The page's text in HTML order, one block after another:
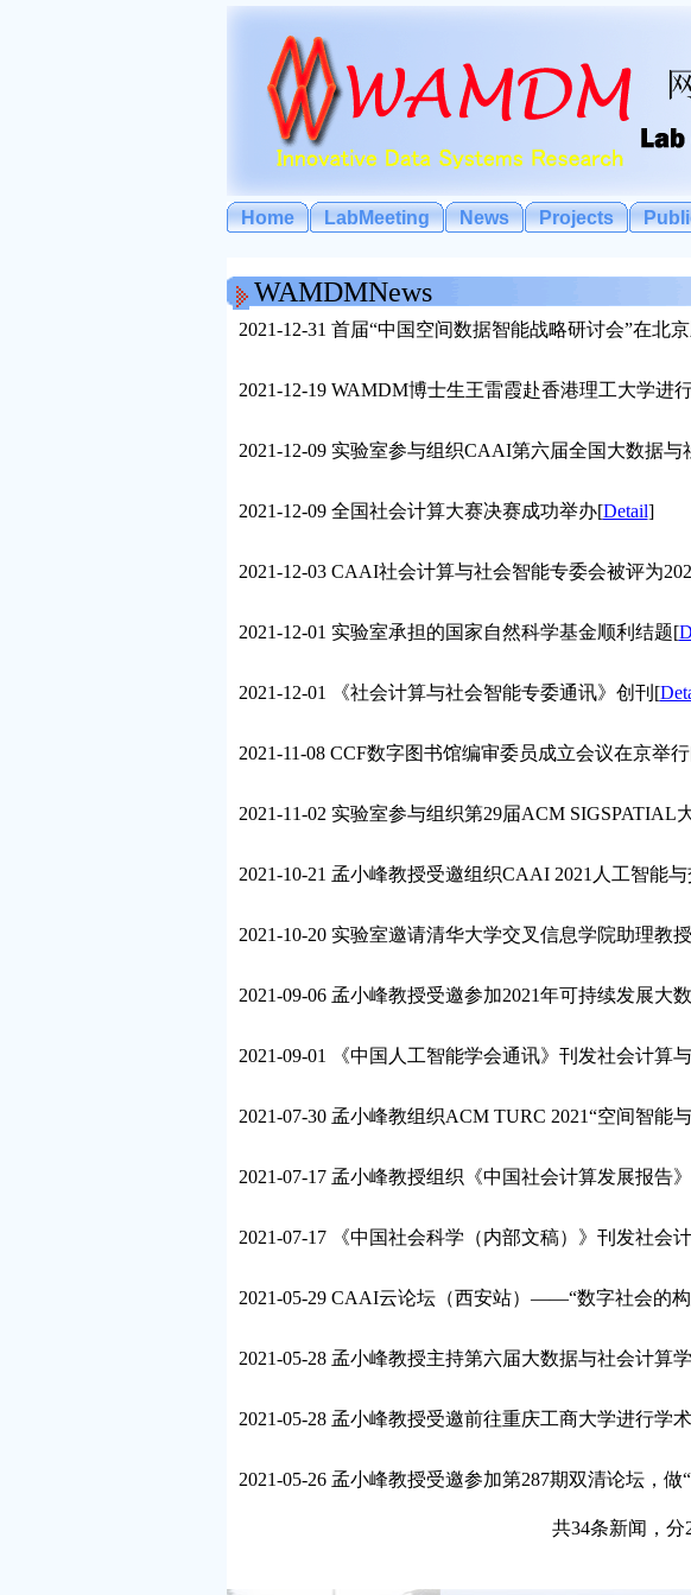
Home LabMeeting News Projects
WAMDMNews
2021-12-31 首届“中国空间数据智能战略研讨会”在北
2021-12-19 WAMDM博士生王雷霞赴香港理工大学进
2021-12-09 实验室参与组织CAAI第六届全国大数据与
2021-12-09 全国社会计算大赛决赛成功举办[Detail]
2021-12-03 CAAI社会计算与社会智能专委会被评为
2021-12-01 实验室承担的国家自然科学基金顺利结题[
2021-12-01 《社会计算与社会智能专委通讯》创刊 [
2021-11-08 CCF数字图书馆编审委员成立会议在京举行
2021-11-02 实验室参与组织第29届ACM SIGSPATIAL
2021-10-21 孟小峰教授受邀组织CAAI 2021人工智能
2021-10-20 实验室邀请清华大学交叉信息学院助理教
2021-09-06 孟小峰教授受邀参加2021年可持续发展大
2021-09-01 《中国人工智能学会通讯》刊发社会计算
2021-07-30 孟小峰教组织ACM TURC 2021“空间智能
2021-07-17 孟小峰教授组织《中国社会计算发展报告
2021-07-17 《中国社会科学（内部文稿）》刊发社会
2021-05-29 CAAI云论坛（西安站）——“数字社会的
2021-05-28 孟小峰教授主持第六届大数据与社会计算
2021-05-28 孟小峰教授受邀前往重庆工商大学进行学
2021-05-26 孟小峰教授受邀参加第287期双清论坛，
共34条新闻，分